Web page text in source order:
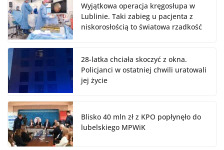
Wyjątkowa operacja kręgosłupa w
Lublinie. Taki zabieg u pacjenta z
niskorosłością to światowa rzadkość
28-latka chciała skoczyć z okna.
Policjanci w ostatniej chwili uratowali
jej życie
Blisko 40 mln zł z KPO popłynęło do
lubelskiego MPWiK